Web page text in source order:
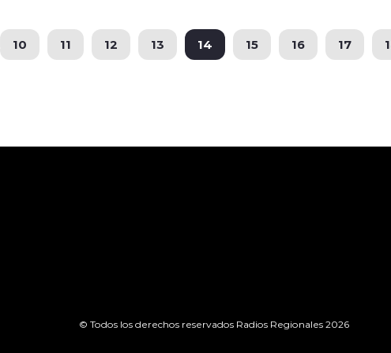
10 11 12 13 14 15 16 17
© Todos los derechos reservados Radios Regionales 2026